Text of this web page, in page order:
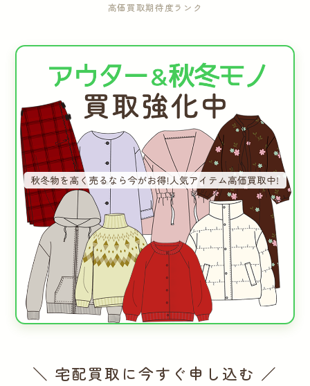
高価買取期待度ランク
＼ 宅配買取に今すぐ申し込む ／